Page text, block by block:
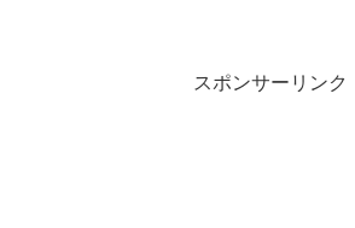
スポンサーリンク